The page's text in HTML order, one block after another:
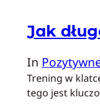
Jak
In
Trening w
tego jest